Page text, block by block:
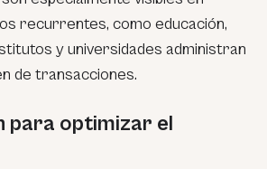
recurrentes, como educación,
y universidades administran
de transacciones.
para optimizar el